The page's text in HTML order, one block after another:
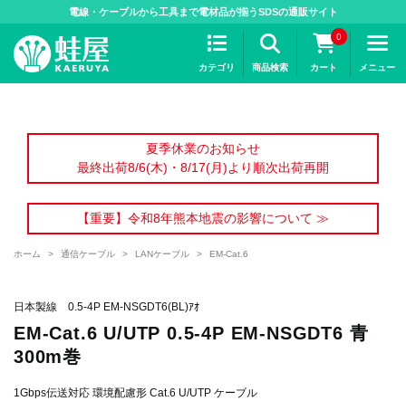
電線・ケーブルから工具まで電材品が揃うSDSの通販サイト
カテゴリ 商品検索
0
カート メニュー
夏季休業のお知らせ
最終出荷8/6(木)・8/17(月)より順次出荷再開
【重要】令和8年熊本地震の影響について ≫
ホーム > 通信ケーブル > LANケーブル > EM-Cat.6
日本製線 0.5-4P EM-NSGDT6(BL)ｱｵ
EM-Cat.6 U/UTP 0.5-4P EM-NSGDT6 青
300m巻
1Gbps伝送対応 環境配慮形 Cat.6 U/UTP ケーブル